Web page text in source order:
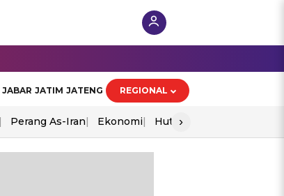
JABAR JATIM JATENG REGIONAL
Perang As-Iran Ekonomi Hut Ri
›